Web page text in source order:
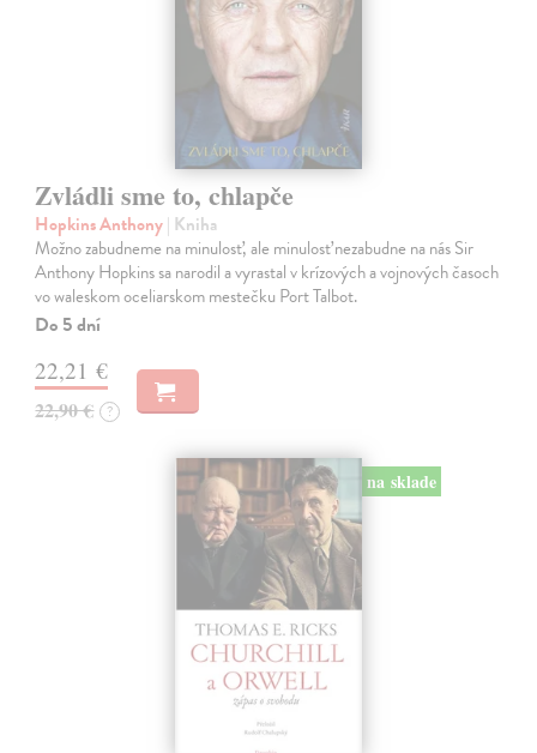
Zvládli sme to, chlapče
Hopkins Anthony| Kniha
Možno zabudneme na minulosť, ale minulosť nezabudne na nás Sir
Anthony Hopkins sa narodil a vyrastal v krízových a vojnových časoch
vo waleskom oceliarskom mestečku Port Talbot.
Do 5 dní
22,21 €
22,90 € ?
na sklade